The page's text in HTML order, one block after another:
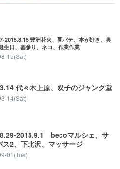
2015.8.15 豊洲花火、夏バテ、本が好き、奥
生日、墓参り、ネコ、作業作業
15(Sat)
代々木上原、双子のジャンク堂
14(Sat)
2015.9.1 becoマルシェ、サ
ス2、下北沢、マッサージ
01(Tue)